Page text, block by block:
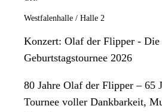
Westfalenhalle / Halle 2
Konzert: Olaf der Flipper - Die
Geburtstagstournee 2026
80 Jahre Olaf der Flipper – 65
Tournee voller Dankbarkeit,